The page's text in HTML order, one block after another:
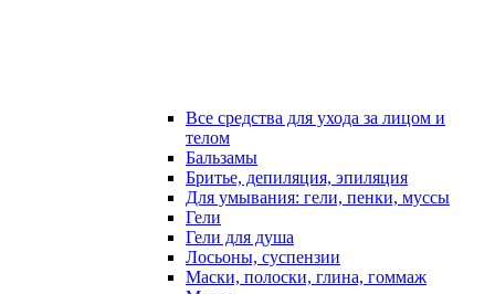
Все средства для ухода за лицом и
телом
Бальзамы
Бритье, депиляция, эпиляция
Для умывания: гели, пенки, муссы
Гели
Гели для душа
Лосьоны, суспензии
Маски, полоски, глина, гоммаж